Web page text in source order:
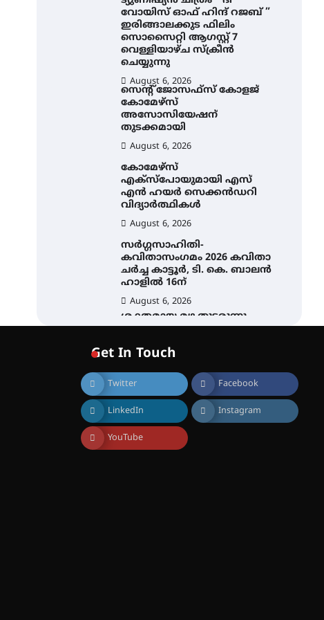
വോയിസ് ഓഫ് ഹിന്ദ് റജബ് ”
ഇരിങ്ങാലക്കുട ഫിലിം
സൊസൈറ്റി ആഗസ്റ്റ് 7
വെള്ളിയാഴ്ച സ്‌ക്രീൻ
ചെയ്യുന്നു
August 6, 2026
സെന്റ് ജോസഫ്സ് കോളജ്
കോമേഴ്‌സ്
അസോസിയേഷന്
തുടക്കമായി
August 6, 2026
കോമേഴ്സ്
എക്സ്പോയുമായി എസ്
എൻ ഹയർ സെക്കൻഡറി
വിദ്യാർത്ഥികൾ
August 6, 2026
സർഗ്ഗസാഹിതി-
കവിതാസംഗമം 2026 കവിതാ
ചർച്ച കാട്ടൂർ, ടി. കെ. ബാലൻ
ഹാളിൽ 16ന്
August 6, 2026
ശക്തമായ മഴ തുടരുന്നു –
തൃശൂർ ജില്ലയിൽ എല്ലാ
സ്ഥാപനങ്ങൾക്കും
August 7, 2026
എം.ജി. യൂണിവേഴ്‌സിറ്റിയിൽ
നിന്ന് ഇംഗ്ളീഷ്
സാഹിത്യത്തിൽ ഡോക്ടറേറ്റ്
നേടിയ എൻ. ആര്യ
Get In Touch
Twitter Facebook
LinkedIn Instagram
YouTube